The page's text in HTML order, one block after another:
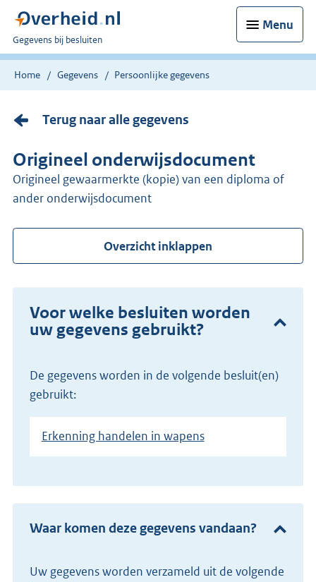
Menu
U
bent
nu
Gegevens bij besluiten
Home Gegevens Persoonlijke gegevens
Terug naar alle gegevens
Origineel onderwijsdocument
origineel gewaarmerkte (kopie) van een diploma of
ander onderwijsdocument
Overzicht inklappen
Voor welke besluiten worden
uw gegevens gebruikt?
De gegevens worden in de volgende besluit(en)
gebruikt:
Erkenning handelen in wapens
Waar komen deze gegevens vandaan?
Uw gegevens worden verzameld uit de volgende